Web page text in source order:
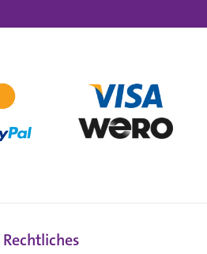
Rechtliches